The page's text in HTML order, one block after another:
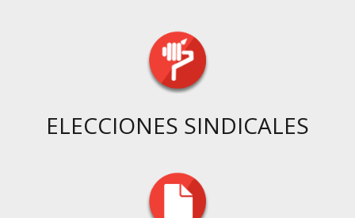
ELECCIONES SINDICALES